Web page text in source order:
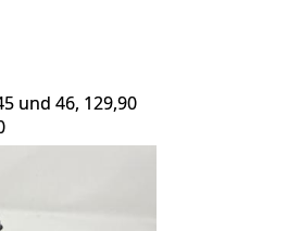
und 46, 129,90